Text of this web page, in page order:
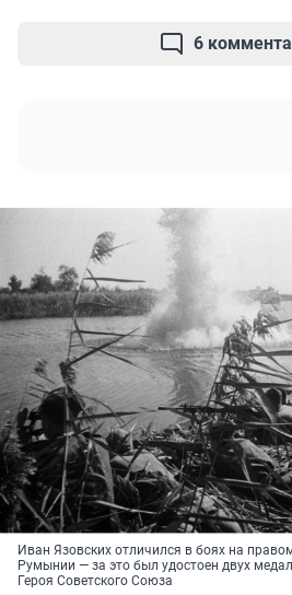
6
Иван Язовских отличился в боях на
Румынии — за это был удостоен двух
Героя Советского Союза